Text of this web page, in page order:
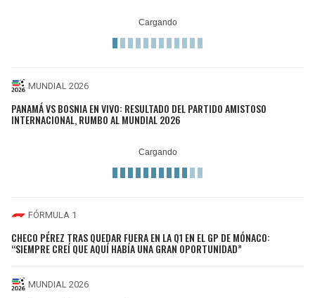
MUNDIAL 2026
PANAMÁ VS BOSNIA EN VIVO: RESULTADO DEL PARTIDO AMISTOSO
INTERNACIONAL, RUMBO AL MUNDIAL 2026
FÓRMULA 1
CHECO PÉREZ TRAS QUEDAR FUERA EN LA Q1 EN EL GP DE MÓNACO:
“SIEMPRE CREÍ QUE AQUÍ HABÍA UNA GRAN OPORTUNIDAD”
MUNDIAL 2026